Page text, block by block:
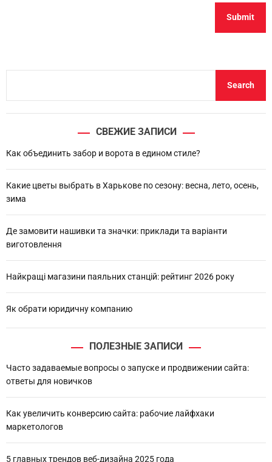
h
Search
СВЕЖИЕ ЗАПИСИ
Как объединить забор и ворота в едином стиле?
Какие цветы выбрать в Харькове по сезону: весна, лето, осень,
зима
Де замовити нашивки та значки: приклади та варіанти
виготовлення
Найкращі магазини паяльних станцій: рейтинг 2026 року
Як обрати юридичну компанию
ПОЛЕЗНЫЕ ЗАПИСИ
Часто задаваемые вопросы о запуске и продвижении сайта:
ответы для новичков
Как увеличить конверсию сайта: рабочие лайфхаки
маркетологов
5 главных трендов веб-дизайна 2025 года